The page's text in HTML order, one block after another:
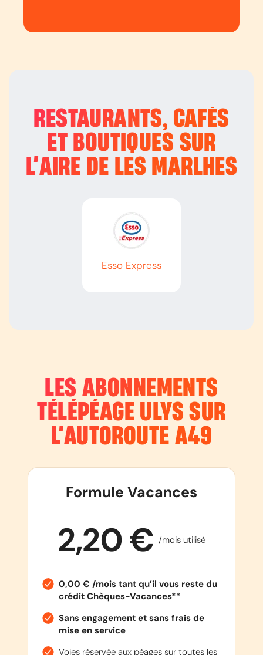
RESTAURANTS, CAFÉS
ET BOUTIQUES SUR
L’AIRE DE LES MARLHES
Esso Express
LES ABONNEMENTS
TÉLÉPÉAGE ULYS SUR
L’AUTOROUTE A49
Formule Vacances
2,20 € /mois utilisé
0,00 € /mois tant qu’il vous reste du
crédit Chèques-Vacances**
Sans engagement et sans frais de
mise en service
Voies réservée aux péages sur toutes les